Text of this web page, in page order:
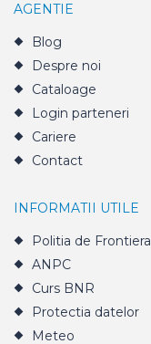
AGENTIE
Blog
Despre noi
Cataloage
Login parteneri
Cariere
Contact
INFORMATII UTILE
Politia de Frontiera
ANPC
Curs BNR
Protectia datelor
Meteo